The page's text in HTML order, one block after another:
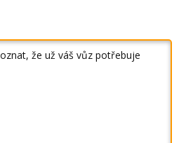
že už váš vůz potřebuje